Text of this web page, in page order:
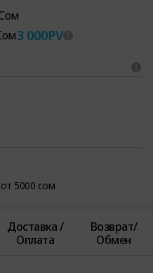
3 000PV
5000 сом
Доставка /
Оплата
Возврат/
Обмен